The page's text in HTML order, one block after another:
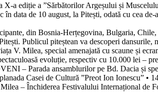
X-a ediție a ”Sărbătorilor Argeșului și
în data de 10 august, la Pitești, odată cu cea
din Bosnia-Herțegovina, Bulgaria,
Publicul piteștean va descoperi dansurile,
V. Milea, special amenajată cu scaune și
evoluție, respectiv cu 10.000 lei –
– Parada ansamblurilor pe Bd. Dacia și
Casei de Cultură ”Preot Ion Ionescu” •
– Închiderea Festivalului Internațional de